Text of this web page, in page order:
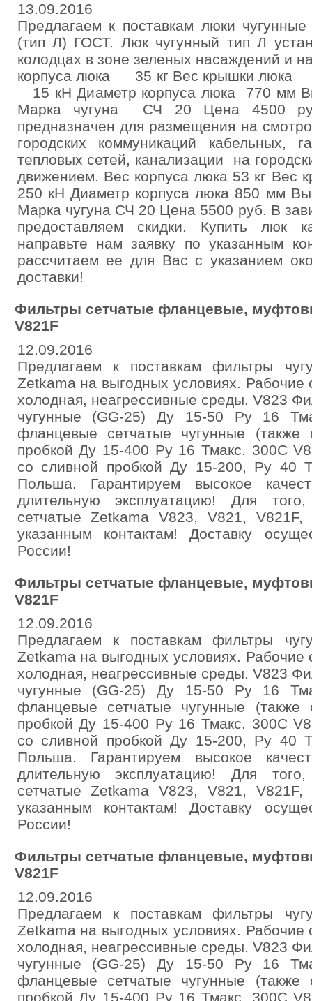
13.09.2016
Предлагаем к поставкам люки
(тип Л) ГОСТ. Люк чугунный тип Л
колодцах в зоне зеленых насаждений и
корпуса люка 35 кг Вес крышки
15 кН Диаметр корпуса люка 770 мм
Марка чугуна СЧ 20 Цена 4500
предназначен для размещения на
городских коммуникаций кабельных,
тепловых сетей, канализации на
движением. Вес корпуса люка 53 кг Вес
250 кН Диаметр корпуса люка 850 мм
Марка чугуна СЧ 20 Цена 5500 руб. В
предоставляем скидки. Купить люк
направьте нам заявку по указанным
рассчитаем ее для Вас с указанием
доставки!
Фильтры сетчатые фланцевые,
V821F
12.09.2016
Предлагаем к поставкам фильтры
Zetkama на выгодных условиях. Рабочие
холодная, неагрессивные среды. V823
чугунные (GG-25) Ду 15-50 Ру 16
фланцевые сетчатые чугунные
пробкой Ду 15-400 Ру 16 Тмакс. 300С
со сливной пробкой Ду 15-200, Ру 40
Польша. Гарантируем высокое
длительную эксплуатацию! Для
сетчатые Zetkama V823, V821, V821F,
указанным контактам! Доставку
России!
Фильтры сетчатые фланцевые,
V821F
12.09.2016
Предлагаем к поставкам фильтры
Zetkama на выгодных условиях. Рабочие
холодная, неагрессивные среды. V823
чугунные (GG-25) Ду 15-50 Ру 16
фланцевые сетчатые чугунные
пробкой Ду 15-400 Ру 16 Тмакс. 300С
со сливной пробкой Ду 15-200, Ру 40
Польша. Гарантируем высокое
длительную эксплуатацию! Для
сетчатые Zetkama V823, V821, V821F,
указанным контактам! Доставку
России!
Фильтры сетчатые фланцевые,
V821F
12.09.2016
Предлагаем к поставкам фильтры
Zetkama на выгодных условиях. Рабочие
холодная, неагрессивные среды. V823
чугунные (GG-25) Ду 15-50 Ру 16
фланцевые сетчатые чугунные
пробкой Ду 15-400 Ру 16 Тмакс. 300С